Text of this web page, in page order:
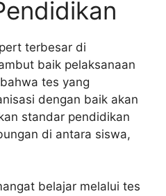
terbesar di
baik pelaksanaan
tes yang
dengan baik akan
standar pendidikan
di antara siswa,
belajar melalui tes